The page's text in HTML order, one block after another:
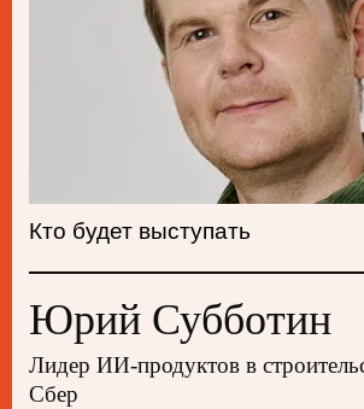
Кто будет выступать
Юрий Субботин
Лидер ИИ-продуктов в
Сбер
Смотреть расписание
пройдут параллельно в пяти
залах. Мы проводим
премодерацию каждого
выступления, чтобы отжать
и оставить только полезные
практики. Приходите за пару
минут до выступления, чтобы
занять лучшие места,